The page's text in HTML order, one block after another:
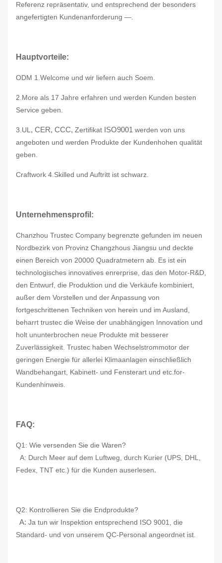
Referenz repräsentativ, und entsprechend der besonders
angefertigten Kundenanforderung —.
Hauptvorteile:
ODM 1.Welcome und wir liefern auch Soem.
2.More als 17 Jahre erfahren und werden Kunden besten
Service geben.
3.UL , CER, CCC, Zertifikat ISO9001 werden von uns
angeboten und werden Produkte der Kundenhohen qualität
geben.
Craftwork 4.Skilled und Auftritt ist schwarz.
Unternehmensprofil:
Chanzhou Trustec Company begrenzte gefunden im neuen
Nordbezirk von Provinz Changzhous Jiangsu und deckte
einen Bereich von 20000 Quadratmetern ab. Es ist ein
technologisches innovatives enrerprise, das den Motor-R&D,
den Entwurf, die Produktion und die Verkäufe kombiniert,
außer dem Vorstellen und der Anpassung von
fortgeschrittenen Techniken von herein und im Ausland,
beharrt trustec die Weise der unabhängigen Innovation und
holt ununterbrochen neue Produkte mit besserer
Zuverlässigkeit. Trustec haben Wechselstrommotor der
geringen Energie für allerlei Klimaanlagen einschließlich
Wandbehangart, Kabinett- und Fensterart und etc.for-
Kundenhinweis.
FAQ:
Q1: Wie versenden Sie die Waren?
A: Durch Meer auf dem Luftweg, durch Kurier (UPS, DHL,
Fedex, TNT etc.) für die Kunden auserlesen.
Q2: Kontrollieren Sie die Endprodukte?
A: Ja tun wir Inspektion entsprechend ISO 9001, die
Standard- und von unserem QC-Personal angeordnet ist.